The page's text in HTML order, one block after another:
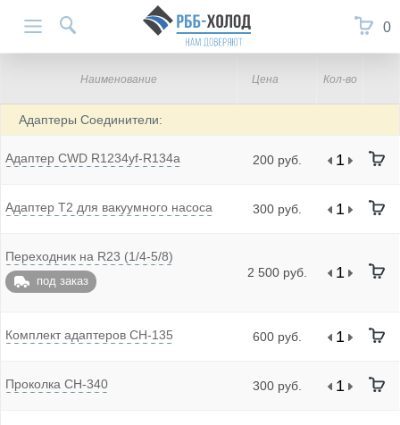
0
Наименование Цена Кол-во
Адаптеры Соединители:
Адаптер CWD R1234yf-R134a 200 руб.
Адаптер T2 для вакуумного насоса 300 руб.
Переходник на R23 (1/4-5/8)
под заказ
2 500 руб.
Комплект адаптеров CH-135 600 руб.
Проколка CH-340 300 руб.